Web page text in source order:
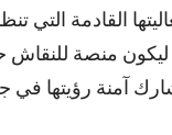
القادمة التي
منصة للنقاش
آمنة رؤيتها